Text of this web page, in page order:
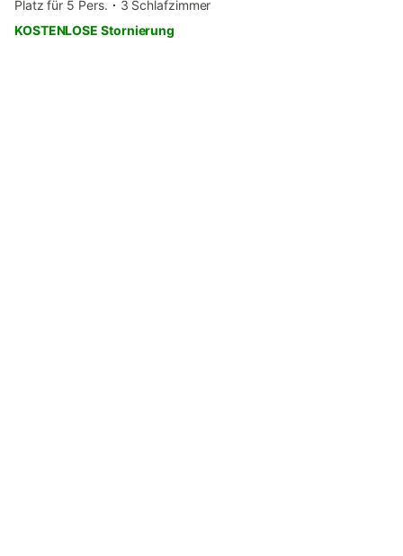
Platz für 5 Pers.
3 Schlafzimmer
KOSTENLOSE Stornierung